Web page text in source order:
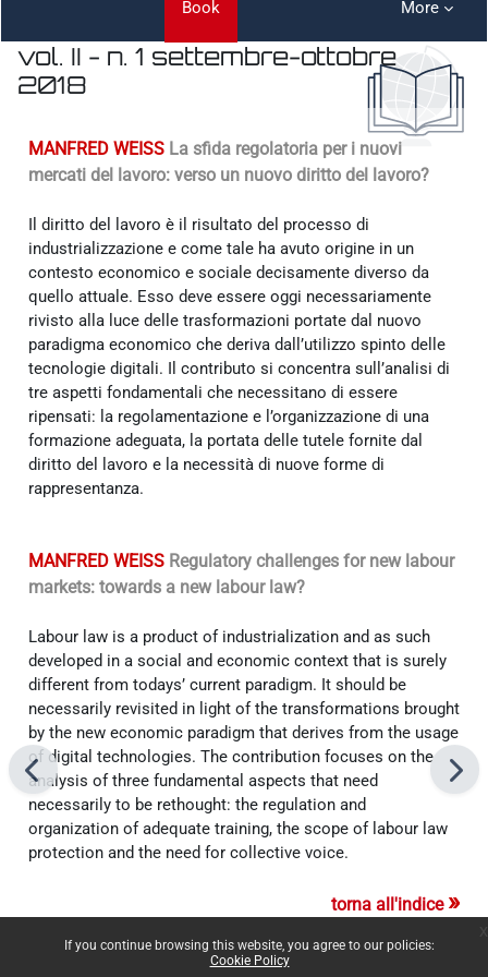
If you continue browsing this website, you agree to our policies:
Cookie Policy
Book More
vol. II - n. 1 settembre-ottobre
2018
MANFRED WEISS La sfida regolatoria per i nuovi
mercati del lavoro: verso un nuovo diritto del lavoro?
Il diritto del lavoro è il risultato del processo di
industrializzazione e come tale ha avuto origine in un
contesto economico e sociale decisamente diverso da
quello attuale. Esso deve essere oggi necessariamente
rivisto alla luce delle trasformazioni portate dal nuovo
paradigma economico che deriva dall’utilizzo spinto delle
tecnologie digitali. Il contributo si concentra sull’analisi di
tre aspetti fondamentali che necessitano di essere
ripensati: la regolamentazione e l’organizzazione di una
formazione adeguata, la portata delle tutele fornite dal
diritto del lavoro e la necessità di nuove forme di
rappresentanza.
MANFRED WEISS Regulatory challenges for new labour
markets: towards a new labour law?
Labour law is a product of industrialization and as such
developed in a social and economic context that is surely
different from todays’ current paradigm. It should be
necessarily revisited in light of the transformations brought
by the new economic paradigm that derives from the usage
of digital technologies. The contribution focuses on the
analysis of three fundamental aspects that need
necessarily to be rethought: the regulation and
organization of adequate training, the scope of labour law
protection and the need for collective voice.
torna all'indice »